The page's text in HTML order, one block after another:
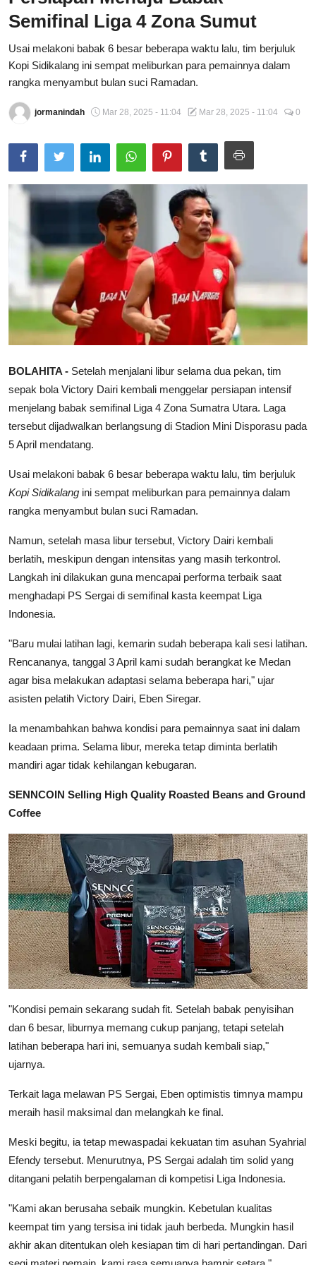
Total Sports
Contact
Pedoman Media Siber
Semifinal Liga 4 Zona Sumut
Usai melakoni babak 6 besar beberapa waktu lalu, tim berjuluk
Kopi Sidikalang ini sempat meliburkan para pemainnya dalam
rangka menyambut bulan suci Ramadan.
jormanindah Mar 28, 2025 - 11:04 Mar 28, 2025 - 11:04 0
BOLAHITA - Setelah menjalani libur selama dua pekan, tim
sepak bola Victory Dairi kembali menggelar persiapan intensif
menjelang babak semifinal Liga 4 Zona Sumatra Utara. Laga
tersebut dijadwalkan berlangsung di Stadion Mini Disporasu pada
5 April mendatang.
Usai melakoni babak 6 besar beberapa waktu lalu, tim berjuluk
Kopi Sidikalang ini sempat meliburkan para pemainnya dalam
rangka menyambut bulan suci Ramadan.
Namun, setelah masa libur tersebut, Victory Dairi kembali
berlatih, meskipun dengan intensitas yang masih terkontrol.
Langkah ini dilakukan guna mencapai performa terbaik saat
menghadapi PS Sergai di semifinal kasta keempat Liga
Indonesia.
"Baru mulai latihan lagi, kemarin sudah beberapa kali sesi latihan.
Rencananya, tanggal 3 April kami sudah berangkat ke Medan
agar bisa melakukan adaptasi selama beberapa hari," ujar
asisten pelatih Victory Dairi, Eben Siregar.
Ia menambahkan bahwa kondisi para pemainnya saat ini dalam
keadaan prima. Selama libur, mereka tetap diminta berlatih
mandiri agar tidak kehilangan kebugaran.
SENNCOIN Selling High Quality Roasted Beans and Ground
Coffee
"Kondisi pemain sekarang sudah fit. Setelah babak penyisihan
dan 6 besar, liburnya memang cukup panjang, tetapi setelah
latihan beberapa hari ini, semuanya sudah kembali siap,"
ujarnya.
Terkait laga melawan PS Sergai, Eben optimistis timnya mampu
meraih hasil maksimal dan melangkah ke final.
Meski begitu, ia tetap mewaspadai kekuatan tim asuhan Syahrial
Efendy tersebut. Menurutnya, PS Sergai adalah tim solid yang
ditangani pelatih berpengalaman di kompetisi Liga Indonesia.
"Kami akan berusaha sebaik mungkin. Kebetulan kualitas
keempat tim yang tersisa ini tidak jauh berbeda. Mungkin hasil
akhir akan ditentukan oleh kesiapan tim di hari pertandingan. Dari